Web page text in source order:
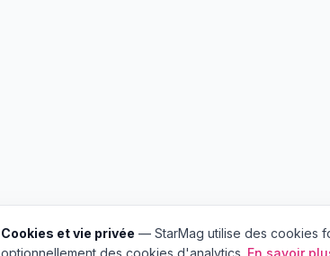
Cookies et vie privée — StarMag utilise des cookies
optionnellement des cookies d'analytics. En savoir